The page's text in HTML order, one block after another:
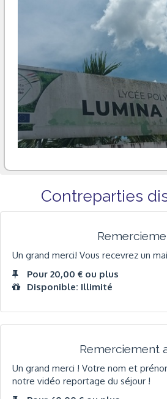
Contreparties
Un grand merci! Vous recevrez un
Pour 20,00 € ou plus
Disponible: Illimité
Remerciement
Un grand merci ! Votre nom et
notre vidéo reportage du séjour !